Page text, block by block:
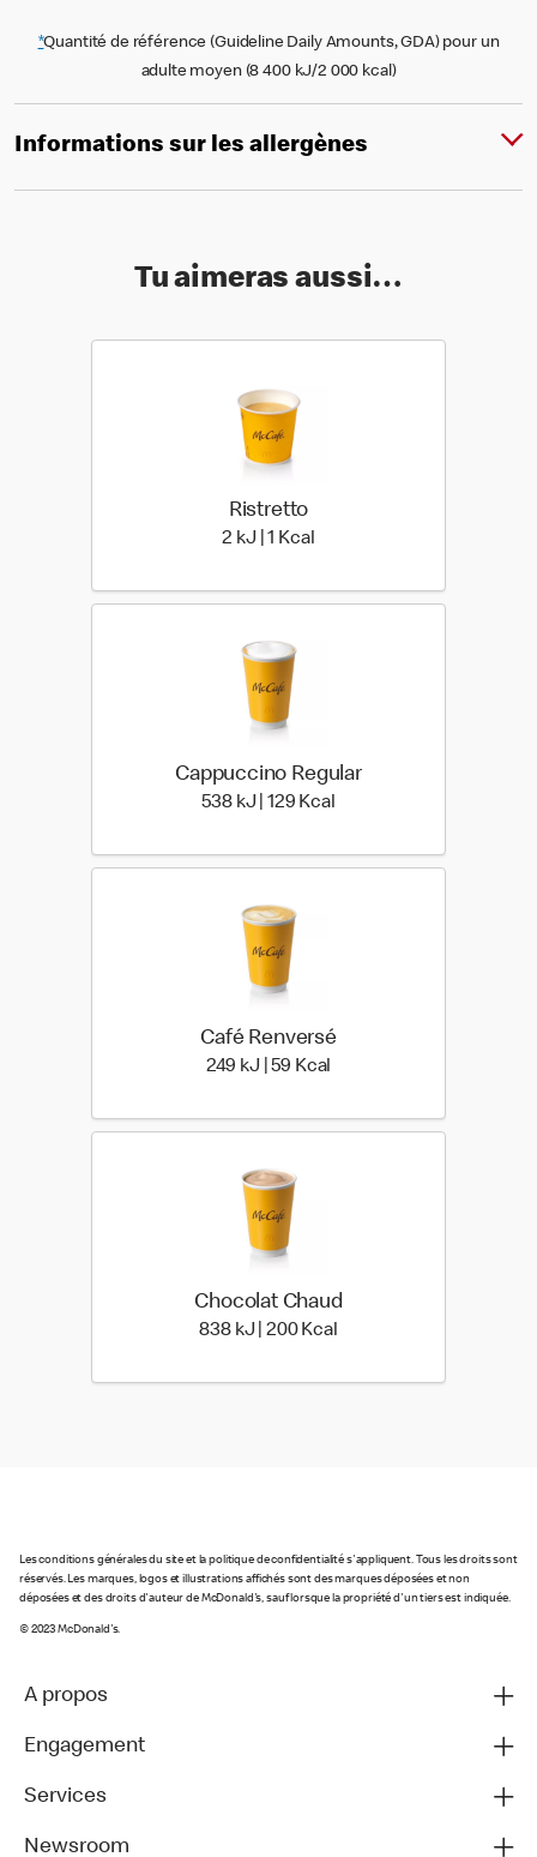
*Quantité de référence (Guideline Daily Amounts, GDA) pour un
adulte moyen (8 400 kJ/2 000 kcal)
Informations sur les allergènes
Tu aimeras aussi…
Ristretto
2 kJ | 1 Kcal
Cappuccino Regular
538 kJ | 129 Kcal
Café Renversé
249 kJ | 59 Kcal
Chocolat Chaud
838 kJ | 200 Kcal
Les conditions générales du site et la politique de confidentialité s'appliquent. Tous les droits sont
réservés. Les marques, logos et illustrations affichés sont des marques déposées et non
déposées et des droits d'auteur de McDonald's, sauf lorsque la propriété d'un tiers est indiquée.
© 2023 McDonald's.
A propos
Engagement
Services
Newsroom